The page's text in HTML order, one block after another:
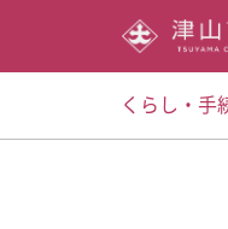
くらし・手